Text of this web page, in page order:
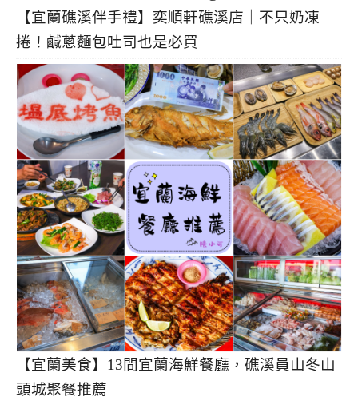
【宜蘭礁溪伴手禮】奕順軒礁溪店｜不只奶凍
捲！鹹蔥麵包吐司也是必買
【宜蘭美食】13間宜蘭海鮮餐廳，礁溪員山冬山
頭城聚餐推薦